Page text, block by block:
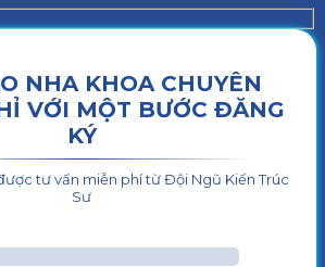
NHA KHOA CHUYÊN
VỚI MỘT BƯỚC ĐĂNG
KÝ
tư vấn miễn phí từ Đội Ngũ Kiến Trúc
Sư